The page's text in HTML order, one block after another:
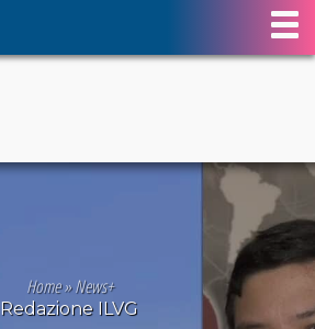
Home»News+
Redazione ILVG